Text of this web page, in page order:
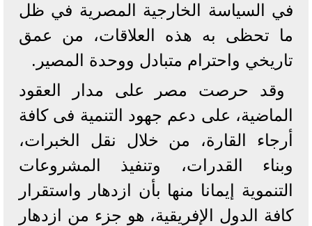
في السياسة الخارجية المصرية في ظل
ما تحظى به هذه العلاقات، من عمق
تاريخي واحترام متبادل ووحدة المصير.
وقد حرصت مصر على مدار العقود
الماضية، على دعم جهود التنمية فى كافة
أرجاء القارة، من خلال نقل الخبرات،
وبناء القدرات، وتنفيذ المشروعات
التنموية إيمانا منها بأن ازدهار واستقرار
كافة الدول الإفريقية، هو جزء من ازدهار